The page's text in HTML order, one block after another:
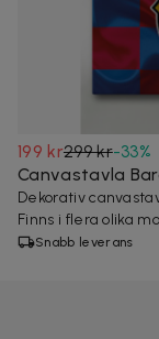
199 kr299 kr-33%
Canvastavla
Dekorativ
Finns i flera olika
Snabb leverans